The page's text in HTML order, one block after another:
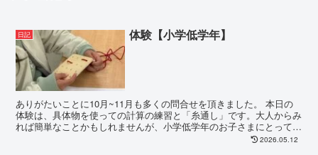
日記 体験【小学低学年】
ありがたいことに10月~11月も多くの問合せを頂きました。 本日の
体験は、具体物を使っての計算の練習と「糸通し」です。大人からみ
れば簡単なことかもしれませんが、小学低学年のお子さまにとっては
2026.05.12